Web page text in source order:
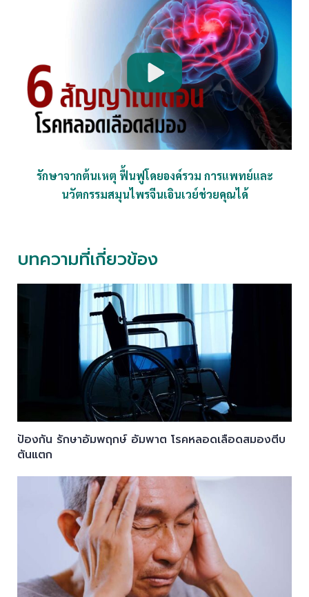
รักษาจากต้นเหตุ ฟื้นฟูโดยองค์รวม การแพทย์และ
นวัตกรรมสมุนไพรจีนเอินเวย์ช่วยคุณได้
บทความที่เกี่ยวข้อง
ป้องกัน รักษาอัมพฤกษ์ อัมพาต โรคหลอดเลือดสมองตีบ
ตันแตก